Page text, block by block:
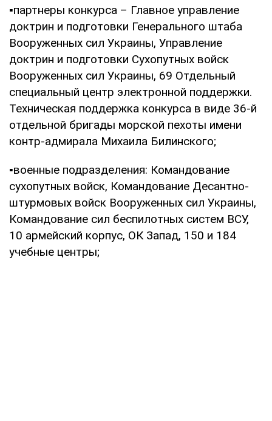
▪️партнеры конкурса – Главное управление
доктрин и подготовки Генерального штаба
Вооруженных сил Украины, Управление
доктрин и подготовки Сухопутных войск
Вооруженных сил Украины, 69 Отдельный
специальный центр электронной поддержки.
Техническая поддержка конкурса в виде 36-й
отдельной бригады морской пехоты имени
контр-адмирала Михаила Билинского;
▪️военные подразделения: Командование
сухопутных войск, Командование Десантно-
штурмовых войск Вооруженных сил Украины,
Командование сил беспилотных систем ВСУ,
10 армейский корпус, ОК Запад, 150 и 184
учебные центры;